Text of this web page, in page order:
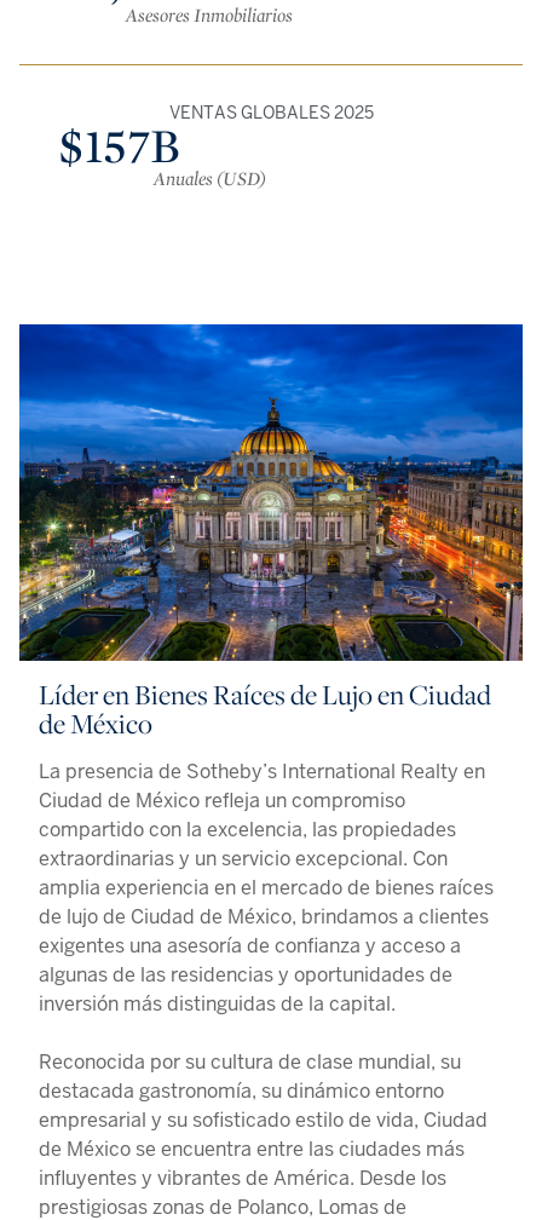
Asesores Inmobiliarios
VENTAS GLOBALES 2025
$157B
Anuales (USD)
Líder en Bienes Raíces de Lujo en Ciudad
de México
La presencia de Sotheby’s International Realty en
Ciudad de México refleja un compromiso
compartido con la excelencia, las propiedades
extraordinarias y un servicio excepcional. Con
amplia experiencia en el mercado de bienes raíces
de lujo de Ciudad de México, brindamos a clientes
exigentes una asesoría de confianza y acceso a
algunas de las residencias y oportunidades de
inversión más distinguidas de la capital.
Reconocida por su cultura de clase mundial, su
destacada gastronomía, su dinámico entorno
empresarial y su sofisticado estilo de vida, Ciudad
de México se encuentra entre las ciudades más
influyentes y vibrantes de América. Desde los
prestigiosas zonas de Polanco, Lomas de